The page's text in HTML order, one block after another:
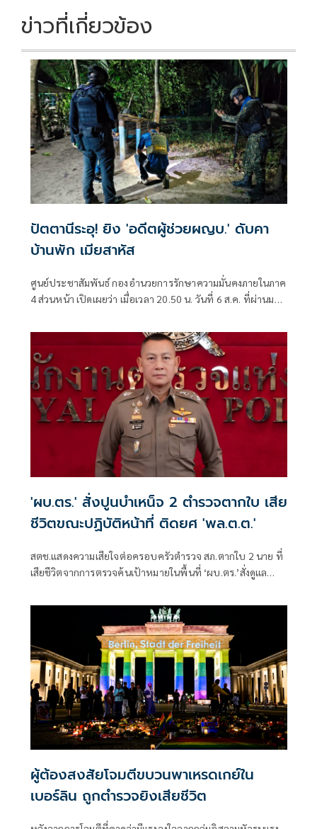
ข่าวที่เกี่ยวข้อง
ปัตตานีระอุ! ยิง 'อดีตผู้ช่วยผญบ.' ดับคา
บ้านพัก เมียสาหัส
ศูนย์ประชาสัมพันธ์ กองอำนวยการรักษาความมั่นคงภายในภาค
4 ส่วนหน้า เปิดเผยว่า เมื่อเวลา 20.50 น. วันที่ 6 ส.ค. ที่ผ่านมา
อาแว อดีตผู้ช่วยผู้ใหญ่บ้านหมู่ที่ 5
'ผบ.ตร.' สั่งปูนบำเหน็จ 2 ตำรวจตากใบ เสีย
ชีวิตขณะปฏิบัติหน้าที่ ติดยศ 'พล.ต.ต.'
สตช.แสดงความเสียใจต่อครอบครัวตำรวจ สภ.ตากใบ 2 นาย ที่
เสียชีวิตจากการตรวจค้นเป้าหมายในพื้นที่ ‘ผบ.ตร.’สั่งดูแล
จากเหตุดังกล่าว
ผู้ต้องสงสัยโจมตีขบวนพาเหรดเกย์ใน
เบอร์ลิน ถูกตำรวจยิงเสียชีวิต